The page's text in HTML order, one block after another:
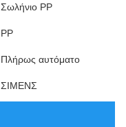
Σωλήνιο PP
PP
Πλήρως αυτόματο
ΣΙΜΕΝΣ